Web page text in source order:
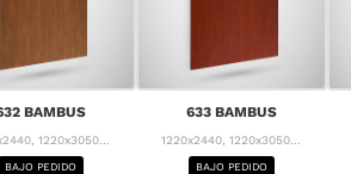
BAMBUS
1220x3050...
BAJO PEDIDO
633 BAMBUS
1220x2440, 1220x3050...
BAJO PEDIDO